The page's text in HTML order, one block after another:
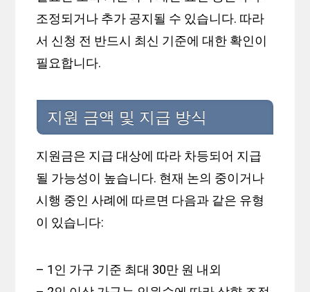
조정되거나 추가 공지될 수 있습니다. 따라
서 신청 전 반드시 최신 기준에 대한 확인이
필요합니다.
지원 금액 및 지급 방식
지원금은 지급 대상에 따라 차등되어 지급
될 가능성이 높습니다. 현재 논의 중이거나
시행 중인 사례에 따르면 다음과 같은 유형
이 있습니다:
– 1인 가구 기준 최대 30만 원 내외